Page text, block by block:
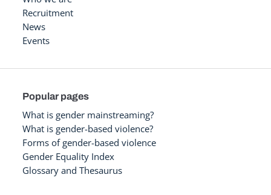
Recruitment
News
Events
Popular pages
What is gender mainstreaming?
What is gender-based violence?
Forms of gender-based violence
Gender Equality Index
Glossary and Thesaurus